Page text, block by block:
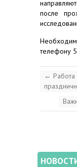
после
телефону
←